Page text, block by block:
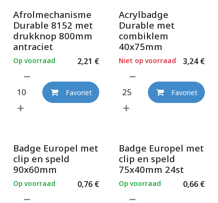
Afrolmechanisme
Durable 8152 met
drukknop 800mm
antraciet
2,21 €
Op voorraad
Favoriet
Acrylbadge
Durable met
combiklem
40x75mm
3,24€
Niet op voorraad
Favoriet
Badge Europel met
clip en speld
90x60mm
0,76€
Op voorraad
Badge Europel met
clip en speld
75x40mm 24st
0,66€
Op voorraad